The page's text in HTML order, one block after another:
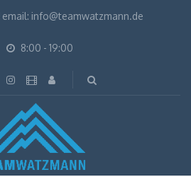
email: info@teamwatzmann.de
8:00 - 19:00